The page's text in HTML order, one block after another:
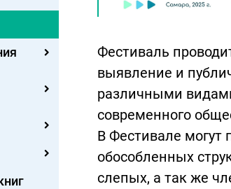
Фестиваль
выявление и
различными
современного
В Фестивале могут
обособленных
слепых, а так же